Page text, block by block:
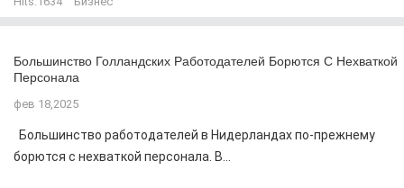
Большинство Голландских Работодателей Борются С Нехваткой
Персонала
фев 18,2025
Большинство работодателей в Нидерландах по-прежнему
борются с нехваткой персонала. В...